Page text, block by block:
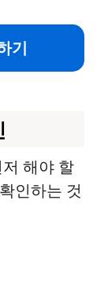
기
해야 할
인하는 것